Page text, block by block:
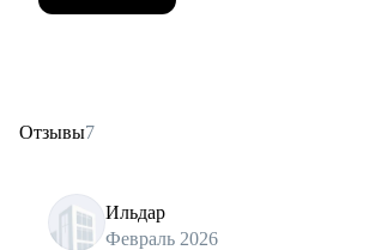
Отзывы7
Ильдар
Февраль 2026